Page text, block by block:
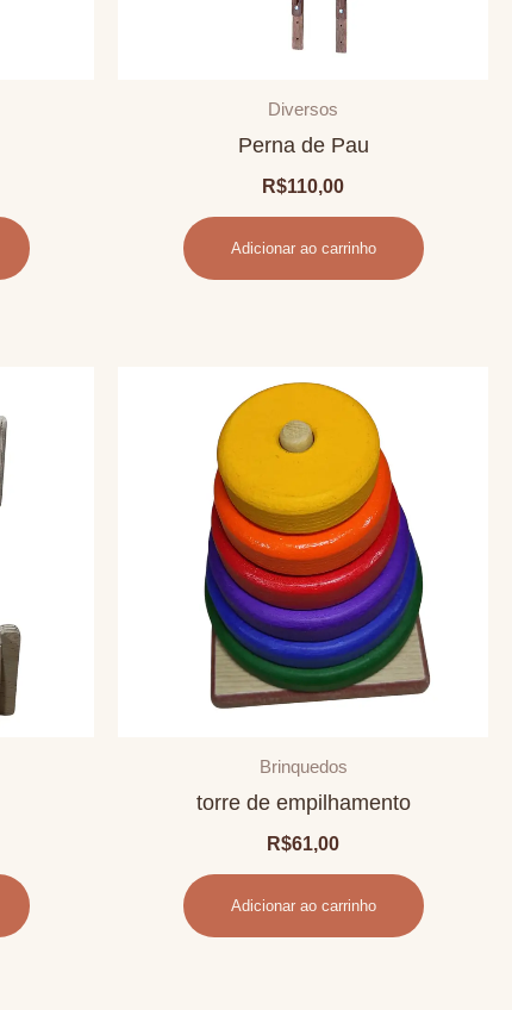
Diversos
Perna de Pau
R$110,00
Adicionar ao carrinho
Brinquedos
torre de empilhamento
R$61,00
Adicionar ao carrinho